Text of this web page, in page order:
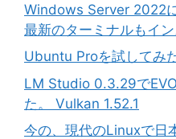
Windows Server 2022
最新のターミナルもイ
Ubuntu Proを試してみ
LM Studio 0.3.29で
た。 Vulkan 1.52.1
今の、現代のLinuxで日